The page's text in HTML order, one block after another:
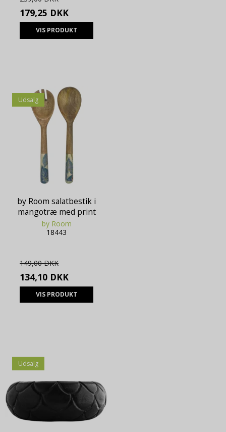
179,25 DKK
VIS PRODUKT
Udsalg
by Room salatbestik i
mangotræ med print
by Room
18443
149,00 DKK
134,10 DKK
VIS PRODUKT
Udsalg